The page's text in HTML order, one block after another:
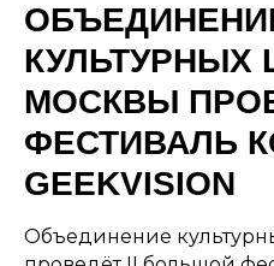
КУЛЬТУРНЫХ
МОСКВЫ
ФЕСТИВАЛЬ
GEEKVISION
Объединение